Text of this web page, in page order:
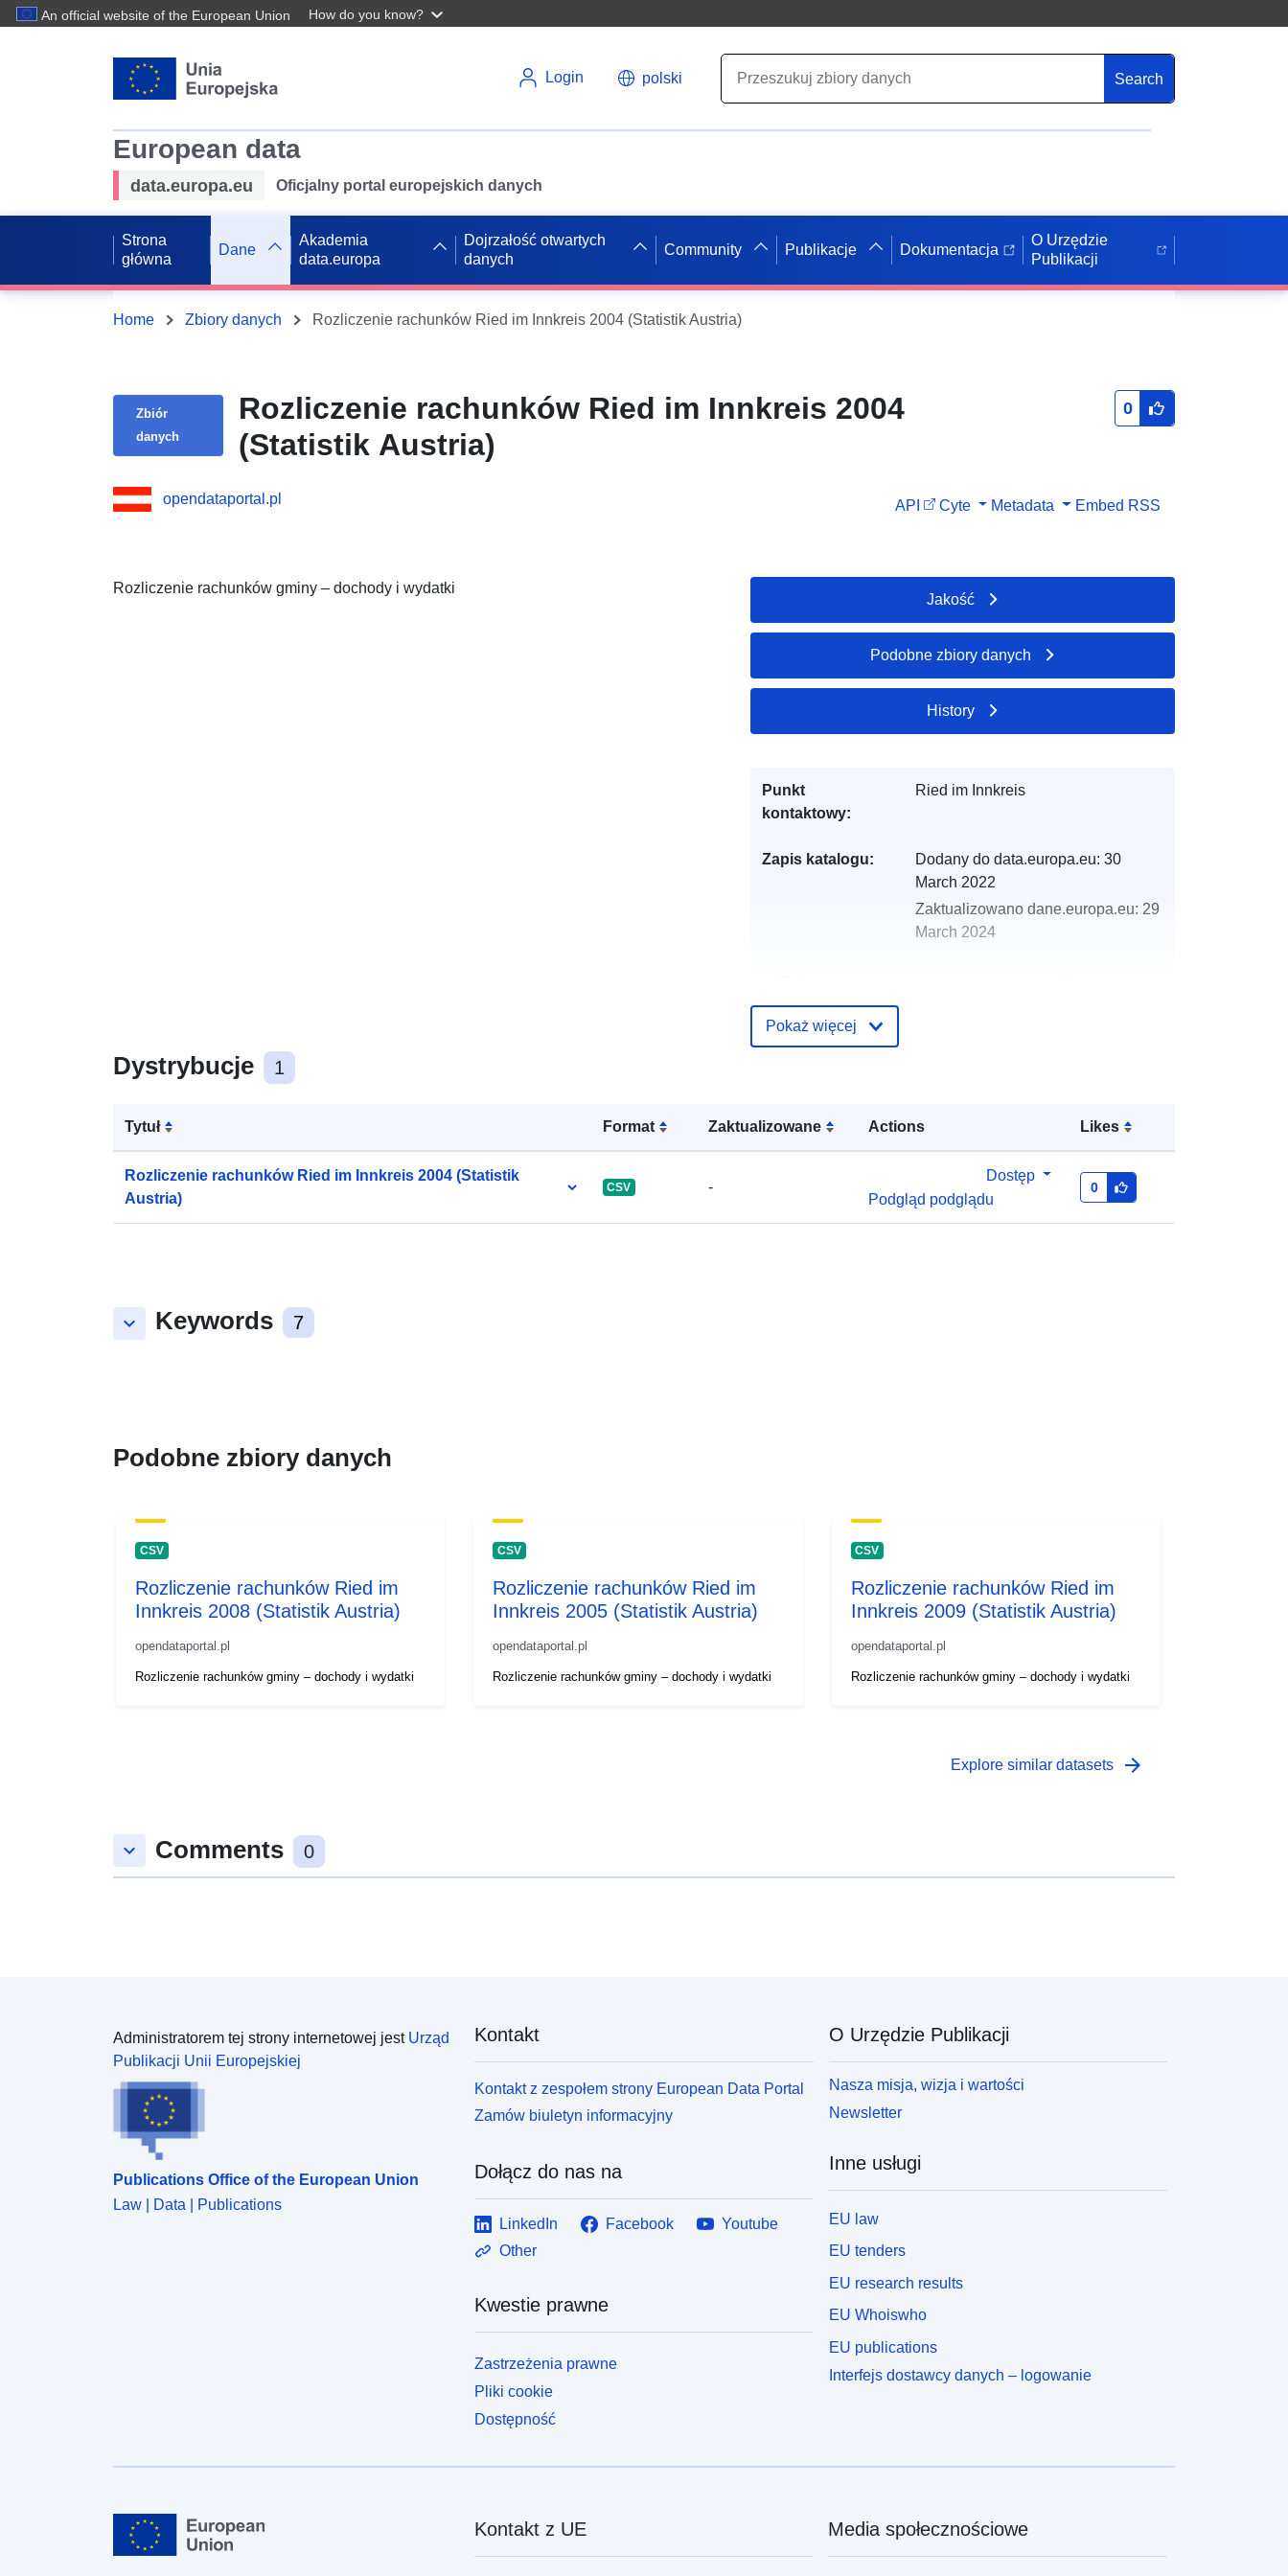
An official website of the European Union How do you know?
Login polski Search
European data
data.europa.eu Oficjalny portal europejskich danych
Strona
główna
Dane
Akademia
data.europa
Dojrzałość otwartych
danych
Community Publikacje Dokumentacja
O Urzędzie
Publikacji
Home Zbiory danych Rozliczenie rachunków Ried im Innkreis 2004 (Statistik Austria)
Zbiór
danych
Rozliczenie rachunków Ried im Innkreis 2004
(Statistik Austria)
0
opendataportal.pl API Cyte Metadata Embed RSS
Rozliczenie rachunków gminy – dochody i wydatki
Dystrybucje 1
Tytuł Format Zaktualizowane Actions Likes
Rozliczenie rachunków Ried im Innkreis 2004 (Statistik
Austria)
CSV -
Dostęp
Podgląd podglądu
0
keyboard_arrow_down Keywords 7
Jakość
Podobne zbiory danych
History
Punkt
kontaktowy:
Ried im Innkreis
Zapis katalogu: Dodany do data.europa.eu: 30
March 2022
Zaktualizowano dane.europa.eu: 29
March 2024
Pokaż więcej
Podobne zbiory danych
CSV
Rozliczenie rachunków Ried im
Innkreis 2008 (Statistik Austria)
opendataportal.pl
Rozliczenie rachunków gminy – dochody i wydatki
CSV
Rozliczenie rachunków Ried im
Innkreis 2005 (Statistik Austria)
opendataportal.pl
Rozliczenie rachunków gminy – dochody i wydatki
CSV
Rozliczenie rachunków Ried im
Innkreis 2009 (Statistik Austria)
opendataportal.pl
Rozliczenie rachunków gminy – dochody i wydatki
Explore similar datasets arrow_forward
keyboard_arrow_down Comments 0
Administratorem tej strony internetowej jest Urząd
Publikacji Unii Europejskiej
Publications Office of the European Union
Law | Data | Publications
Kontakt
Kontakt z zespołem strony European Data Portal
Zamów biuletyn informacyjny
Dołącz do nas na
LinkedIn Facebook
Youtube
Other
Kwestie prawne
Zastrzeżenia prawne
Pliki cookie
Dostępność
O Urzędzie Publikacji
Nasza misja, wizja i wartości
Newsletter
Inne usługi
EU law
EU tenders
EU research results
EU Whoiswho
EU publications
Interfejs dostawcy danych – logowanie
Kontakt z UE Media społecznościowe